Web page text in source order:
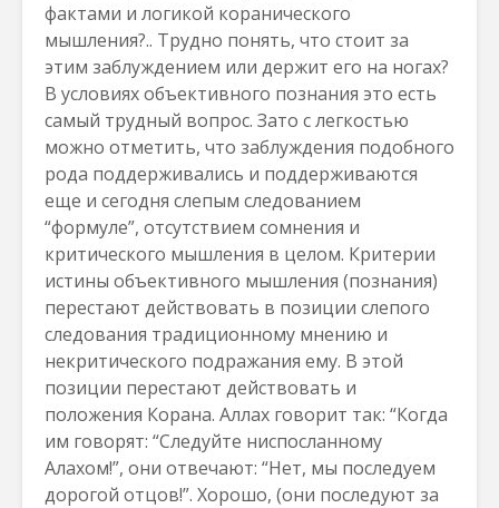
фактами и логикой коранического
мышления?.. Трудно понять, что стоит за
этим заблуждением или держит его на ногах?
В условиях объективного познания это есть
самый трудный вопрос. Зато с легкостью
можно отметить, что заблуждения подобного
рода поддерживались и поддерживаются
еще и сегодня слепым следованием
“формуле”, отсутствием сомнения и
критического мышления в целом. Критерии
истины объективного мышления (познания)
перестают действовать в позиции слепого
следования традиционному мнению и
некритического подражания ему. В этой
позиции перестают действовать и
положения Корана. Аллах говорит так: “Когда
им говорят: “Следуйте ниспосланному
Алахом!”, они отвечают: “Нет, мы последуем
дорогой отцов!”. Xорошо, (они последуют за